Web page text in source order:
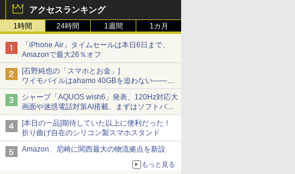
アクセスランキング
1時間 24時間 1週間 1カ月
「iPhone Air」タイムセールは本日6日まで、
Amazonで最大26％オフ
[石野純也の「スマホとお金」]
ワイモバイルはahamo 40GBを追わない――単
身向け「超おトク割」の安さと1年限定の注意
点
シャープ「AQUOS wish6」発表、120Hz対応大
画面や迷惑電話対策AI搭載、まずはソフトバン
クの法人向け
[本日の一品]期待していた以上に便利だった！
折り曲げ自在のシリコン製スマホスタンド
Amazon、尼崎に関西最大の物流拠点を新設
もっと見る